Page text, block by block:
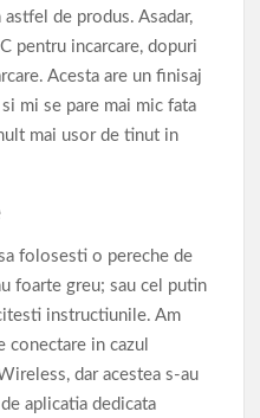
de produs. Asadar,
pentru incarcare, dopuri
Acesta are un finisaj
mi se pare mai mic fata
mai usor de tinut in
folosesti o pereche de
foarte greu; sau cel putin
instructiunile. Am
in cazul
dar acestea s-au
aplicatia dedicata